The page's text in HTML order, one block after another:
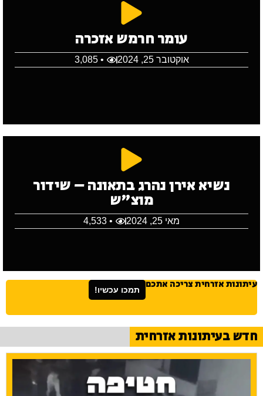
עומר חרמש אזכרה
אוקטובר 25, 2024 • 3,085
נשיא אירן נהרג בתאונה – שידור
מוצ"ש
מאי 25, 2024 • 4,533
עיתונות אזרחית צריכה אתכם תמכו עכשיו!
חדש בעיתונות אזרחית